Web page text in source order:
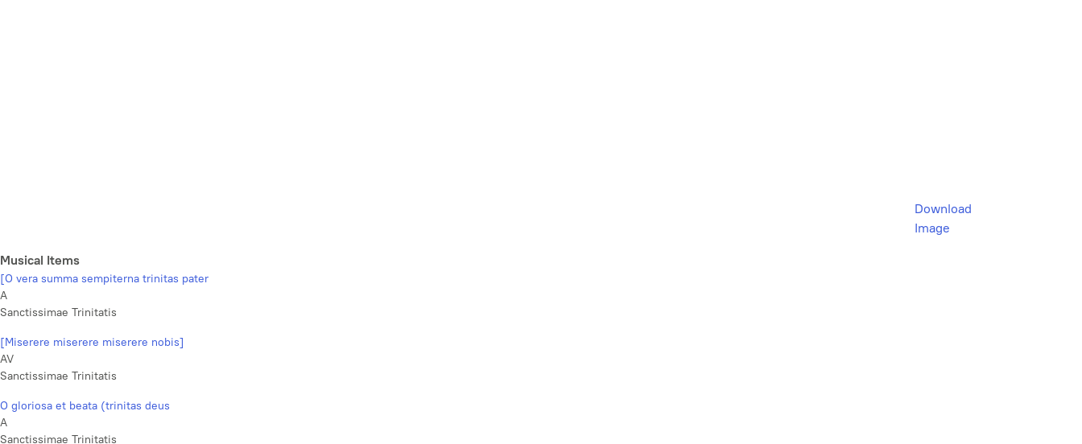
Download
Image
Musical Items
[O vera summa sempiterna trinitas pater
A
Sanctissimae Trinitatis
[Miserere miserere miserere nobis]
AV
Sanctissimae Trinitatis
O gloriosa et beata (trinitas deus
A
Sanctissimae Trinitatis